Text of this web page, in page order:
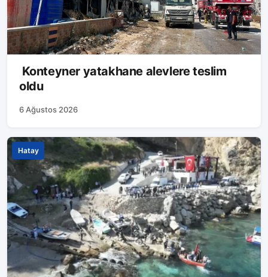
Konteyner yatakhane alevlere teslim
oldu
6 Ağustos 2026
Hatay